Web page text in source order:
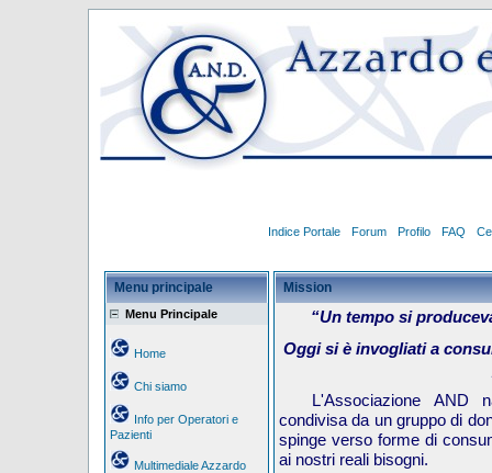
Indice Portale Forum Profilo FAQ
Menu principale
Menu Principale
Home
Chi siamo
Info per Operatori e
Pazienti
Multimediale Azzardo
Mission
“Un tempo si
Oggi si è invogliati a
L'Associazione AND
condivisa da un gruppo di
spinge verso forme di
ai nostri reali bisogni.